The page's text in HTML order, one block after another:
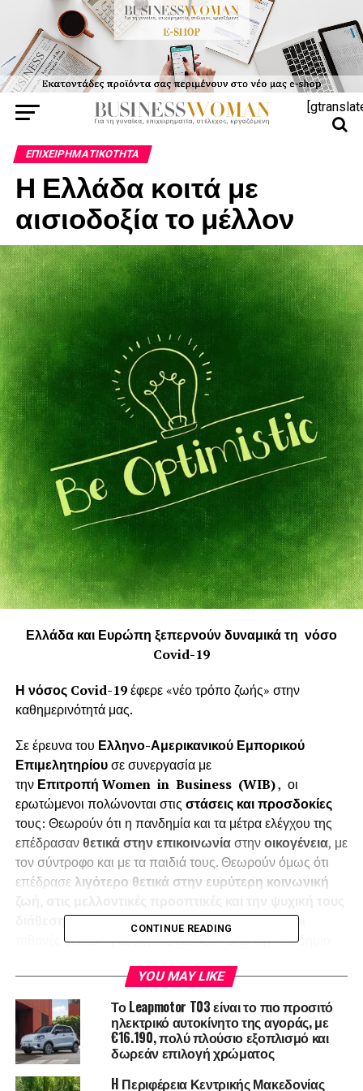
ΕΠΙΧΕΙΡΗΜΑΤΙΚΌΤΗΤΑ
Η Ελλάδα κοιτά με
αισιοδοξία το μέλλον
Ελλάδα και Ευρώπη ξεπερνούν δυναμικά τη νόσο
Covid-19
Η νόσος Covid-19έφερε «νέο τρόπο ζωής» στην
καθημερινότητά μας.
Σε έρευνα του Ελληνο-Αμερικανικού Εμπορικού
Επιμελητηρίουσε συνεργασία με
την Επιτροπή Women in Business (WIB), οι
ερωτώμενοι πολώνονται στις στάσεις και προσδοκίες
τους: Θεωρούν ότι η πανδημία και τα μέτρα ελέγχου της
επέδρασανθετικά στην επικοινωνίαστηνοικογένεια, με
τον σύντροφο και με τα παιδιά τους. Θεωρούν όμως ότι
επέδρασε λιγότερο θετικά στην ευρύτερη κοινωνική
διάθεση και ευεξία. Οι ερωτώμενοι θεωρούν ότι οι
πιθανές θετικές ή αρνητικές εξελίξεις από την πανδημία
Ωστόσο, θεωρούν ότι οι συνέπειες της πανδημίας θα
πλήξουν σε μεγαλύτερο βαθμό τον προσωπικό χρόνο των
γυναικών, από ότι των ανδρών, και θα έχουν
αρνητικότερες επιπτώσεις στις γυναίκες, σε ότι αφορά την
απώλεια ήσυρρίκνωση της εργασίας, και τις
δυνατότητες επαγγελματικής εξέλιξης.
CONTINUE READING
YOU MAY LIKE
Το Leapmotor T03 είναι το πιο προσιτό
ηλεκτρικό αυτοκίνητο της αγοράς, με
€16.190, πολύ πλούσιο εξοπλισμό και
δωρεάν επιλογή χρώματος
H Περιφέρεια Κεντρικής Μακεδονίας